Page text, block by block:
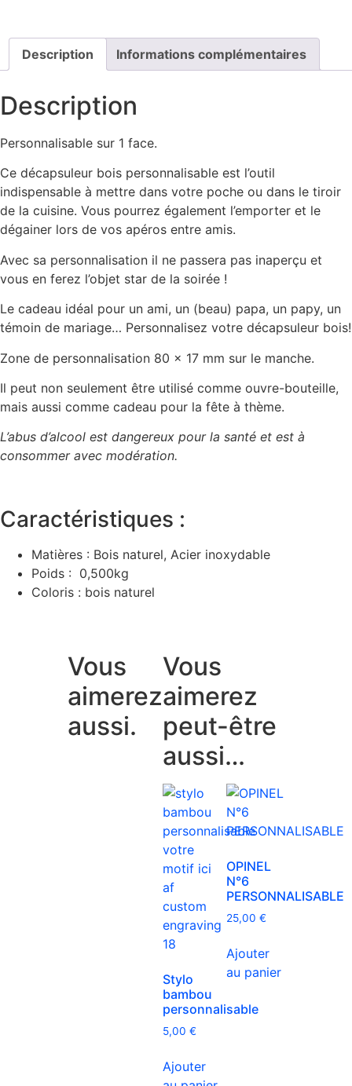
Description Informations complémentaires
Description
Personnalisable sur 1 face.
Ce décapsuleur bois personnalisable est l’outil
indispensable à mettre dans votre poche ou dans le tiroir
de la cuisine. Vous pourrez également l’emporter et le
dégainer lors de vos apéros entre amis.
Avec sa personnalisation il ne passera pas inaperçu et
vous en ferez l’objet star de la soirée !
Le cadeau idéal pour un ami, un (beau) papa, un papy, un
témoin de mariage… Personnalisez votre décapsuleur bois!
Zone de personnalisation 80 x 17 mm sur le manche.
Il peut non seulement être utilisé comme ouvre-bouteille,
mais aussi comme cadeau pour la fête à thème.
L’abus d’alcool est dangereux pour la santé et est à
consommer avec modération.
Caractéristiques :
Matières : Bois naturel, Acier inoxydable
Poids : 0,500kg
Coloris : bois naturel
Vous
aimerez
aussi.
Vous
aimerez
peut-être
aussi…
Stylo
bambou
personnalisable
5,00€
Ajouter
OPINEL
N°6
PERSONNALISABLE
25,00 €
Ajouter
au panier